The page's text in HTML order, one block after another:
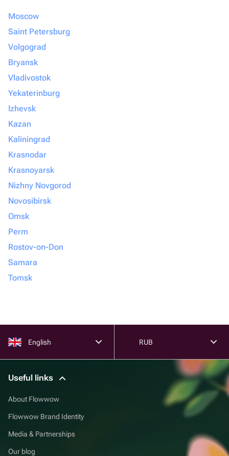
Moscow
Saint Petersburg
Volgograd
Bryansk
Vladivostok
Yekaterinburg
Izhevsk
Kazan
Kaliningrad
Krasnodar
Krasnoyarsk
Nizhny Novgorod
Novosibirsk
Omsk
Perm
Rostov-on-Don
Samara
Tomsk
English RUB
Useful links
About Flowwow
Flowwow Brand Identity
Media & Partnerships
Our blog